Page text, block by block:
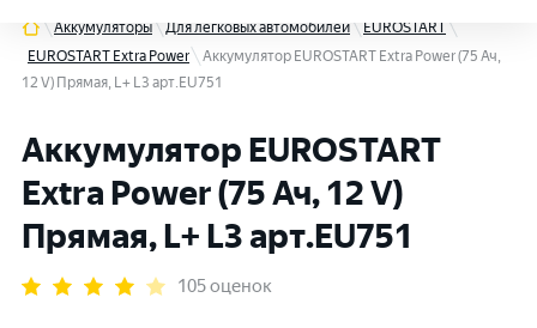
Аккумуляторы Для легковых автомобилей
EUROSTART
EUROSTART Extra Power
Аккумулятор EUROSTART Extra Power (75 Ач,
12 V) Прямая, L+ L3 арт.EU751
Аккумулятор EUROSTART
Extra Power (75 Ач, 12 V)
Прямая, L+ L3 арт.EU751
105 оценок